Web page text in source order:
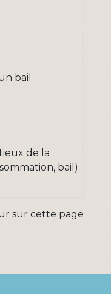
bail
de la
bail)
sur cette page